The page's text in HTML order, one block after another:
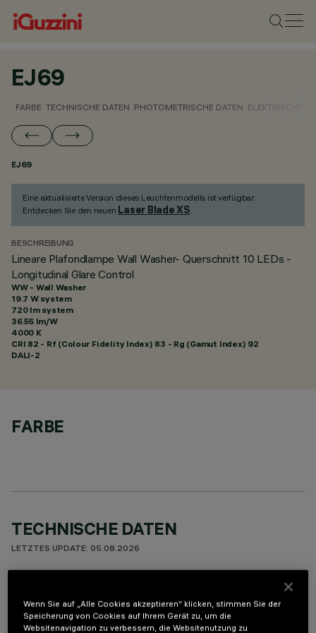
EJ69
FARBE TECHNISCHE DATEN PHOTOMETRISCHE DATEN ELEKTRISCHE
EJ69
Eine aktualisierte Version dieses Leuchtenmodells ist verfügbar:
Entdecken Sie den neuen Laser Blade XS.
BESCHREIBUNG
Lineare Plafondlampe Wall Washer- Querschnitt 10 LEDs -
Longitudinal Glare Control
WW - Wall Washer
19.7 W system
720 lm system
36.55 lm/W
4000 K
CRI 82 - Rf (Colour Fidelity Index) 83 - Rg (Gamut Index) 92
DALI-2
FARBE
TECHNISCHE DATEN
LETZTES UPDATE: 05.08.2026
Leuchte für Deckeneinbau für LED-Lichtquellen. Trotz der
sehr kompakten Größe der Leuchte sorgt die patentierte
Wenn Sie auf „Alle Cookies akzeptieren“ klicken, stimmen Sie der
Speicherung von Cookies auf Ihrem Gerät zu, um die
Websitenavigation zu verbessern, die Websitenutzung zu